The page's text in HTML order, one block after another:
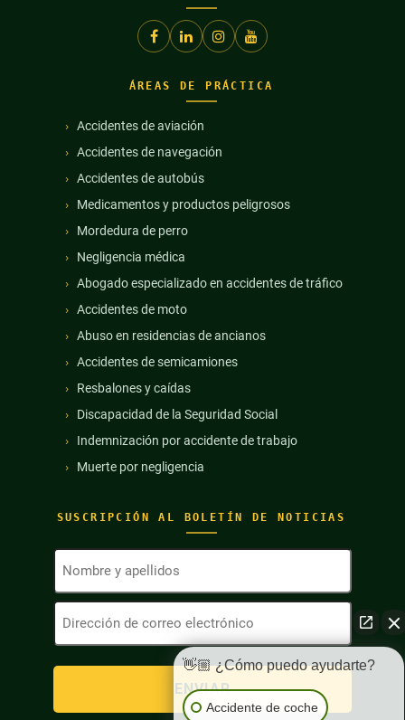
SUSCRIPCIÓN AL BOLETÍN DE NOTICIAS
Nombre
apellidos
Dirección
de
correo
electrónico
(Obligatorio)
ÁREAS DE PRÁCTICA
Accidentes de aviación
Accidentes de navegación
Accidentes de autobús
Medicamentos y productos peligrosos
Mordedura de perro
Negligencia médica
Abogado especializado en accidentes de tráfico
Accidentes de moto
Abuso en residencias de ancianos
Accidentes de semicamiones
Resbalones y caídas
Discapacidad de la Seguridad Social
Indemnización por accidente de trabajo
Muerte por negligencia
👋🏼 ¿Cómo puedo ayudarte?
Accidente de coche